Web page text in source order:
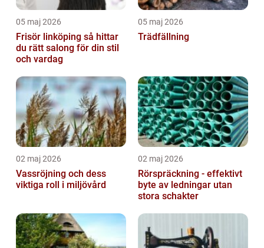
05 maj 2026
Frisör linköping så hittar
du rätt salong för din stil
och vardag
05 maj 2026
Trädfällning
02 maj 2026
Vassröjning och dess
viktiga roll i miljövård
02 maj 2026
Rörspräckning - effektivt
byte av ledningar utan
stora schakter